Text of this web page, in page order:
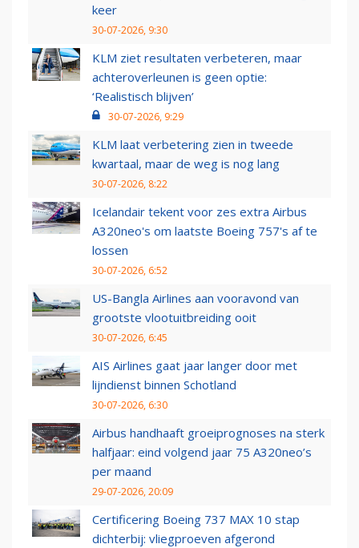
keer
30-07-2026, 9:30
KLM ziet resultaten verbeteren, maar
achteroverleunen is geen optie:
‘Realistisch blijven’
30-07-2026, 9:29
KLM laat verbetering zien in tweede
kwartaal, maar de weg is nog lang
30-07-2026, 8:22
Icelandair tekent voor zes extra Airbus
A320neo's om laatste Boeing 757's af te
lossen
30-07-2026, 6:52
US-Bangla Airlines aan vooravond van
grootste vlootuitbreiding ooit
30-07-2026, 6:45
AIS Airlines gaat jaar langer door met
lijndienst binnen Schotland
30-07-2026, 6:30
Airbus handhaaft groeiprognoses na sterk
halfjaar: eind volgend jaar 75 A320neo’s
per maand
29-07-2026, 20:09
Certificering Boeing 737 MAX 10 stap
dichterbij: vliegproeven afgerond